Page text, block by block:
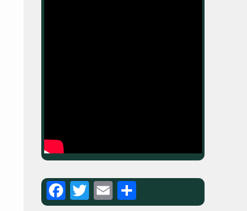
Facebook
TwitterEmailPartajează